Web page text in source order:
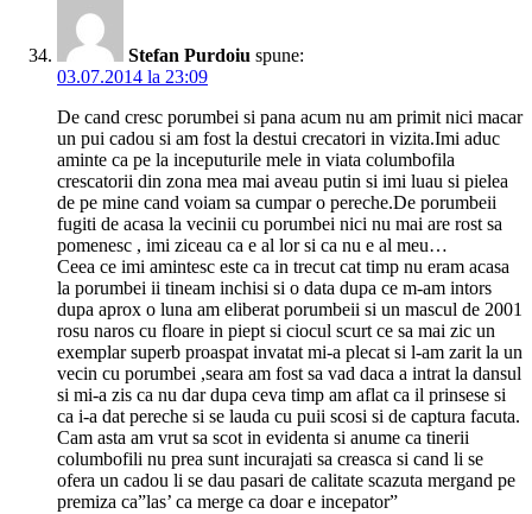
Stefan Purdoiu spune:
03.07.2014 la 23:09
De cand cresc porumbei si pana acum nu am primit nici macar
un pui cadou si am fost la destui crecatori in vizita.Imi aduc
aminte ca pe la inceputurile mele in viata columbofila
crescatorii din zona mea mai aveau putin si imi luau si pielea
de pe mine cand voiam sa cumpar o pereche.De porumbeii
fugiti de acasa la vecinii cu porumbei nici nu mai are rost sa
pomenesc , imi ziceau ca e al lor si ca nu e al meu…
Ceea ce imi amintesc este ca in trecut cat timp nu eram acasa
la porumbei ii tineam inchisi si o data dupa ce m-am intors
dupa aprox o luna am eliberat porumbeii si un mascul de 2001
rosu naros cu floare in piept si ciocul scurt ce sa mai zic un
exemplar superb proaspat invatat mi-a plecat si l-am zarit la un
vecin cu porumbei ,seara am fost sa vad daca a intrat la dansul
si mi-a zis ca nu dar dupa ceva timp am aflat ca il prinsese si
ca i-a dat pereche si se lauda cu puii scosi si de captura facuta.
Cam asta am vrut sa scot in evidenta si anume ca tinerii
columbofili nu prea sunt incurajati sa creasca si cand li se
ofera un cadou li se dau pasari de calitate scazuta mergand pe
premiza ca”las’ ca merge ca doar e incepator”